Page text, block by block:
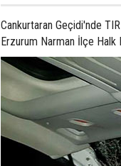
Cankurtaran Geçidi'nde
Erzurum Narman İlçe Halk